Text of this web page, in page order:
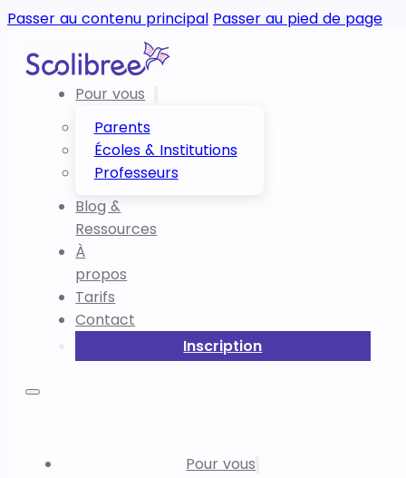
Passer au contenu principal Passer au pied de page
Pour vous
Parents
Écoles & Institutions
Professeurs
Blog &
Ressources
À
propos
Tarifs
Contact
Inscription
Pour vous